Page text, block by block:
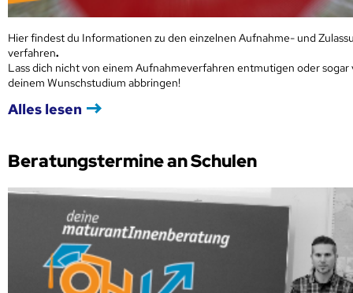
Hier findest du Informationen zu den einzelnen Aufnahme- und
verfahren.
Lass dich nicht von einem Aufnahmeverfahren entmutigen oder sogar
deinem Wunschstudium abbringen!
Alles lesen
Beratungstermine an Schulen